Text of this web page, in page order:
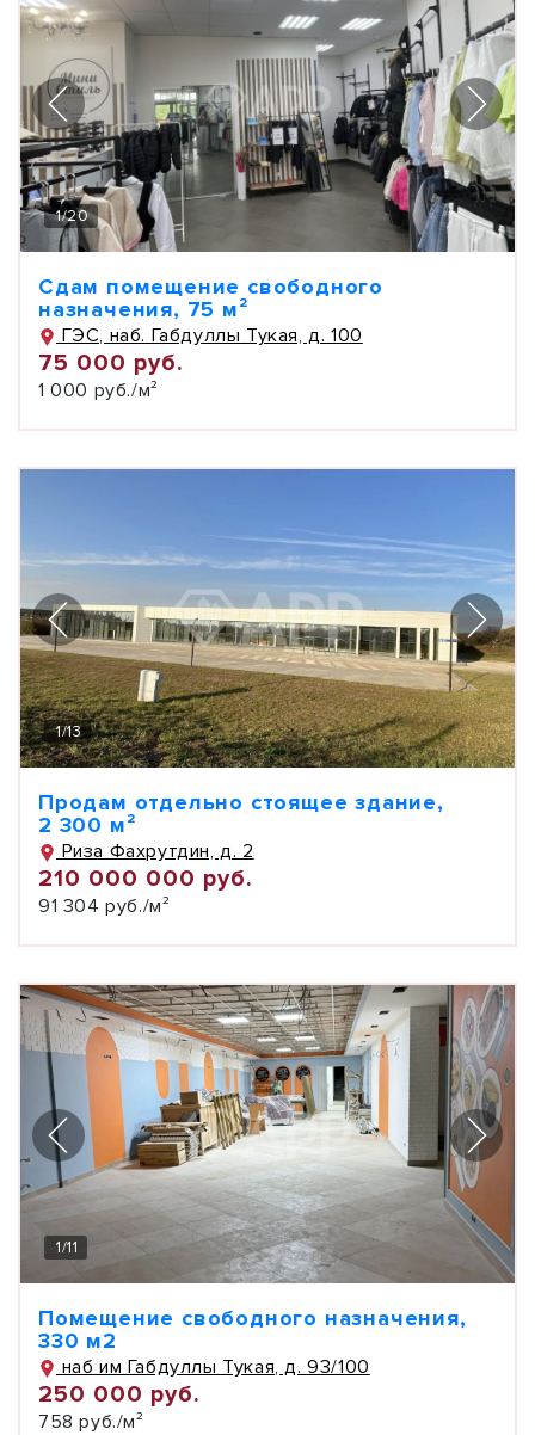
1/20
Сдам помещение свободного
назначения, 75 м²
ГЭС, наб. Габдуллы Тукая, д. 100
75 000 руб.
1 000 руб./м²
1/13
Продам отдельно стоящее здание,
2 300 м²
Риза Фахрутдин, д. 2
210 000 000 руб.
91 304 руб./м²
1/11
Помещение свободного назначения,
330 м2
наб им Габдуллы Тукая, д. 93/100
250 000 руб.
758 руб./м²